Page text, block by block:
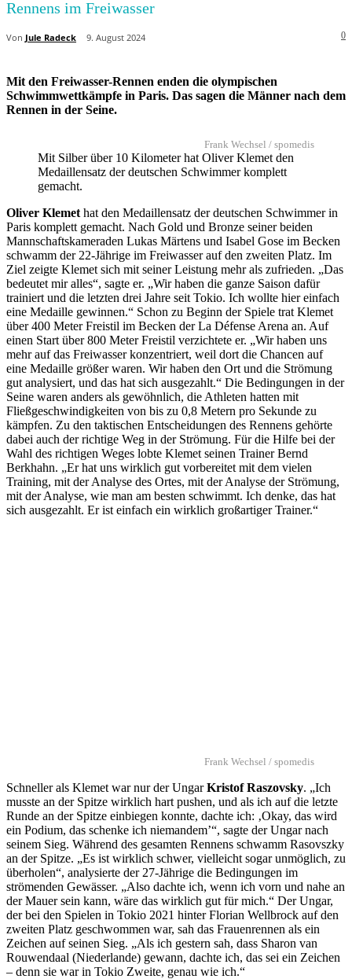
Rennens im Freiwasser
Von Jule Radeck 9. August 2024 0
Mit den Freiwasser-Rennen enden die olympischen
Schwimmwettkämpfe in Paris. Das sagen die Männer nach dem
Rennen in der Seine.
Frank Wechsel / spomedis
Mit Silber über 10 Kilometer hat Oliver Klemet den
Medaillensatz der deutschen Schwimmer komplett
gemacht.
Oliver Klemet hat den Medaillensatz der deutschen Schwimmer in
Paris komplett gemacht. Nach Gold und Bronze seiner beiden
Mannschaftskameraden Lukas Märtens und Isabel Gose im Becken
schwamm der 22-Jährige im Freiwasser auf den zweiten Platz. Im
Ziel zeigte Klemet sich mit seiner Leistung mehr als zufrieden. „Das
bedeutet mir alles“, sagte er. „Wir haben die ganze Saison dafür
trainiert und die letzten drei Jahre seit Tokio. Ich wollte hier einfach
eine Medaille gewinnen.“ Schon zu Beginn der Spiele trat Klemet
über 400 Meter Freistil im Becken der La Défense Arena an. Auf
einen Start über 800 Meter Freistil verzichtete er. „Wir haben uns
mehr auf das Freiwasser konzentriert, weil dort die Chancen auf
eine Medaille größer waren. Wir haben den Ort und die Strömung
gut analysiert, und das hat sich ausgezahlt.“ Die Bedingungen in der
Seine waren anders als gewöhnlich, die Athleten hatten mit
Fließgeschwindigkeiten von bis zu 0,8 Metern pro Sekunde zu
kämpfen. Zu den taktischen Entscheidungen des Rennens gehörte
dabei auch der richtige Weg in der Strömung. Für die Hilfe bei der
Wahl des richtigen Weges lobte Klemet seinen Trainer Bernd
Berkhahn. „Er hat uns wirklich gut vorbereitet mit dem vielen
Training, mit der Analyse des Ortes, mit der Analyse der Strömung,
mit der Analyse, wie man am besten schwimmt. Ich denke, das hat
sich ausgezahlt. Er ist einfach ein wirklich großartiger Trainer.“
Frank Wechsel / spomedis
Schneller als Klemet war nur der UngarKristof Raszovsky. „Ich
musste an der Spitze wirklich hart pushen, und als ich auf die letzte
Runde an der Spitze einbiegen konnte, dachte ich: ‚Okay, das wird
ein Podium, das schenke ich niemandem’“, sagte der Ungar nach
seinem Sieg. Während des gesamten Rennens schwamm Rasovszky
an der Spitze. „Es ist wirklich schwer, vielleicht sogar unmöglich, zu
überholen“, analysierte der 27-Jährige die Bedingungen im
strömenden Gewässer. „Also dachte ich, wenn ich vorn und nahe an
der Mauer sein kann, wäre das wirklich gut für mich.“ Der Ungar,
der bei den Spielen in Tokio 2021 hinter Florian Wellbrock auf den
zweiten Platz geschwommen war, sah das Frauenrennen als ein
Zeichen auf seinen Sieg. „Als ich gestern sah, dass Sharon van
Rouwendaal (Niederlande) gewann, dachte ich, das sei ein Zeichen
– denn sie war in Tokio Zweite, genau wie ich.“